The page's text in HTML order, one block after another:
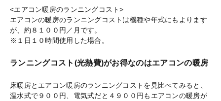
<エアコン暖房のランニングコスト>
エアコンの暖房のランニングコストは機種や年式にもよります
が、約８１００円／月です。
※１日１０時間使用した場合。
ランニングコスト(光熱費)がお得なのはエアコンの暖房
床暖房とエアコン暖房のランニングコストを見比べてみると、
温水式で９００円、電気式だと４９００円もエアコンの暖房が